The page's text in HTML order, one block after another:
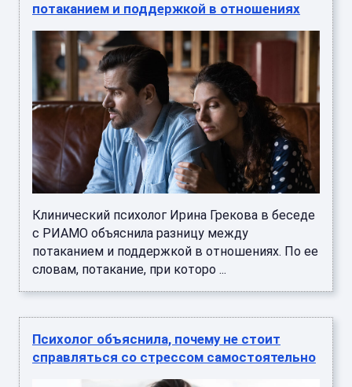
потаканием и поддержкой в отношениях
Клинический психолог Ирина Грекова в беседе
с РИАМО объяснила разницу между
потаканием и поддержкой в отношениях. По ее
словам, потакание, при которо ...
Психолог объяснила, почему не стоит
справляться со стрессом самостоятельно